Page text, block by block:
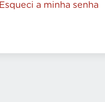
Esqueci a minha senha